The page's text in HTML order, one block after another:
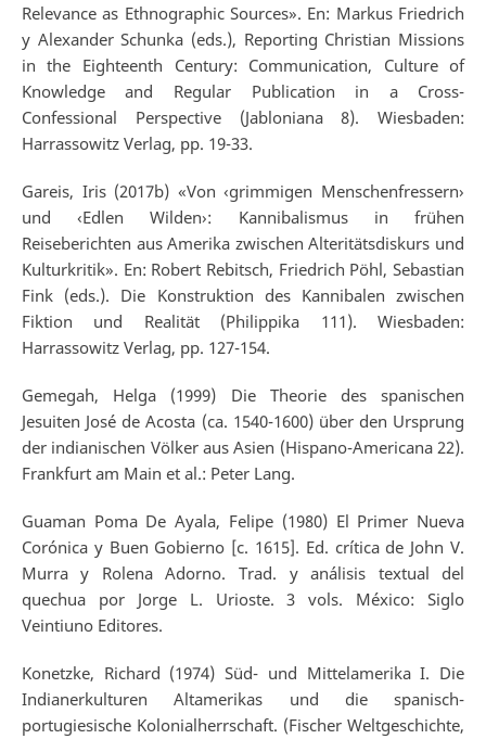
Relevance as Ethnographic Sources». En: Markus Friedrich
y Alexander Schunka (eds.), Reporting Christian Missions
in the Eighteenth Century: Communication, Culture of
Knowledge and Regular Publication in a Cross-
Confessional Perspective (Jabloniana 8). Wiesbaden:
Harrassowitz Verlag, pp. 19-33.
Gareis, Iris (2017b) «Von ‹grimmigen Menschenfressern›
und ‹Edlen Wilden›: Kannibalismus in frühen
Reiseberichten aus Amerika zwischen Alteritätsdiskurs und
Kulturkritik». En: Robert Rebitsch, Friedrich Pöhl, Sebastian
Fink (eds.). Die Konstruktion des Kannibalen zwischen
Fiktion und Realität (Philippika 111). Wiesbaden:
Harrassowitz Verlag, pp. 127-154.
Gemegah, Helga (1999) Die Theorie des spanischen
Jesuiten José de Acosta (ca. 1540-1600) über den Ursprung
der indianischen Völker aus Asien (Hispano-Americana 22).
Frankfurt am Main et al.: Peter Lang.
Guaman Poma De Ayala, Felipe (1980) El Primer Nueva
Corónica y Buen Gobierno [c. 1615]. Ed. crítica de John V.
Murra y Rolena Adorno. Trad. y análisis textual del
quechua por Jorge L. Urioste. 3 vols. México: Siglo
Veintiuno Editores.
Konetzke, Richard (1974) Süd- und Mittelamerika I. Die
Indianerkulturen Altamerikas und die spanisch-
portugiesische Kolonialherrschaft. (Fischer Weltgeschichte,